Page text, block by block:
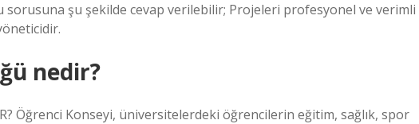
şu şekilde cevap verilebilir; Projeleri profesyonel ve verimli
nedir?
Öğrenci Konseyi, üniversitelerdeki öğrencilerin eğitim, sağlık, spor